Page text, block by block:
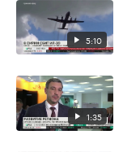
5:10
1:35